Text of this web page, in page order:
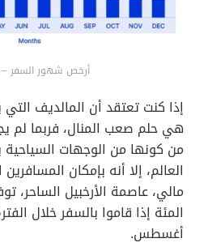
أرخص شهور السفر – Bounce
إذا كنت تعتقد أن المالديف التي
هي حلم صعب المنال، فربما لم
من كونها من الوجهات
العالم، إلا أنه بإمكان
المئة إذا قاموا بالسفر خلال
أغسطس.